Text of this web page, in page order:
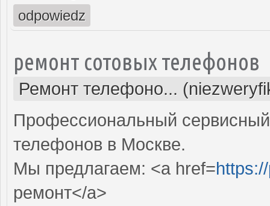
odpowiedz
ремонт сотовых телефонов
Ремонт телефоно...
Профессиональный
телефонов в Москве.
Мы предлагаем: <a href=
ремонт</a>